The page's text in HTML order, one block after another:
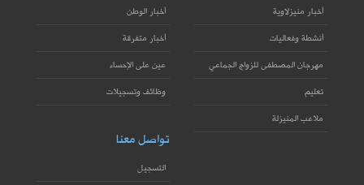
أخبار منيزلاوية
أنشطة وفعاليات
مهرجان المصطفى للزواج الجماعي
تعليم
ملاعب المنيزلة
أخبار الوطن
أخبار متفرقة
عين على الإحساء
وظائف وتسجيلات
تواصل معنا
التسجيل